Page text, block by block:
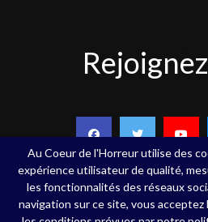
nous
Copyright ©Au Coeur de l'Horreur -
Au Coeur de l'Horreur utilise des
expérience utilisateur de qualité,
les fonctionnalités des réseaux
navigation sur ce site, vous acceptez